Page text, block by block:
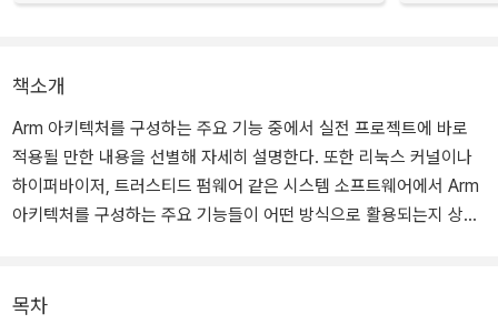
책소개
Arm 아키텍처를 구성하는 주요 기능 중에서 실전 프로젝트에 바로
적용될 만한 내용을 선별해 자세히 설명한다. 또한 리눅스 커널이나
하이퍼바이저, 트러스티드 펌웨어 같은 시스템 소프트웨어에서 Arm
아키텍처를 구성하는 주요 기능들이 어떤 방식으로 활용되는지 상세
목차